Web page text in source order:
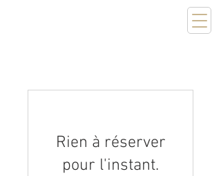
Rien à réserver
pour l'instant.